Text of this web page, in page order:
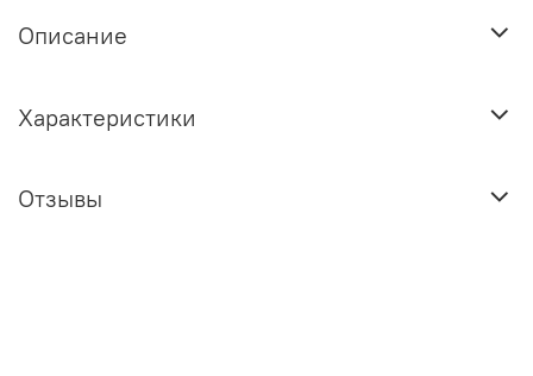
Описание
Характеристики
Отзывы